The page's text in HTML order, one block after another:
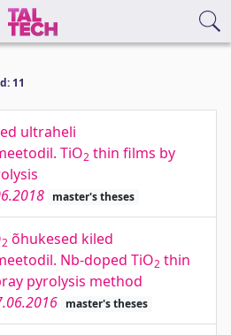
11
ultraheli
TiO2 thin films by
master's theses
2 õhukesed kiled
Nb-doped TiO2 thin
pyrolysis method
master's theses